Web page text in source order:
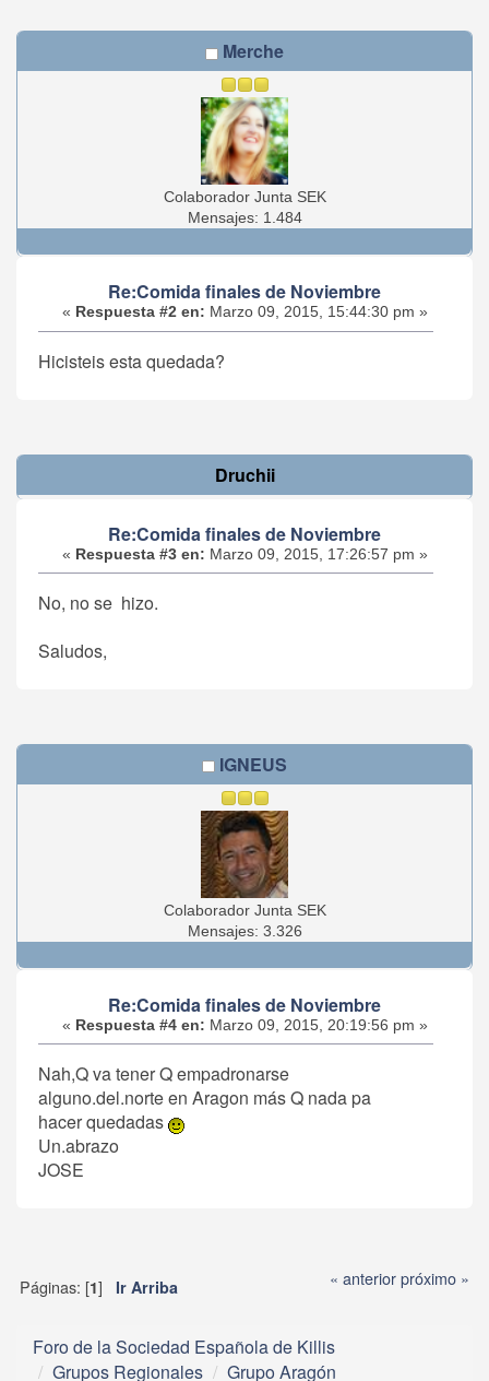
Merche
Colaborador Junta SEK
Mensajes: 1.484
Re:Comida finales de Noviembre
« Respuesta #2 en: Marzo 09, 2015, 15:44:30 pm »
Hicisteis esta quedada?
Druchii
Re:Comida finales de Noviembre
« Respuesta #3 en: Marzo 09, 2015, 17:26:57 pm »
No, no se hizo.
Saludos,
IGNEUS
Colaborador Junta SEK
Mensajes: 3.326
Re:Comida finales de Noviembre
« Respuesta #4 en: Marzo 09, 2015, 20:19:56 pm »
Nah,Q va tener Q empadronarse
alguno.del.norte en Aragon más Q nada pa
hacer quedadas
Un.abrazo
JOSE
Páginas: [1] Ir Arriba « anteriorpróximo »
Foro de la Sociedad Española de Killis
Grupos Regionales
Grupo Aragón